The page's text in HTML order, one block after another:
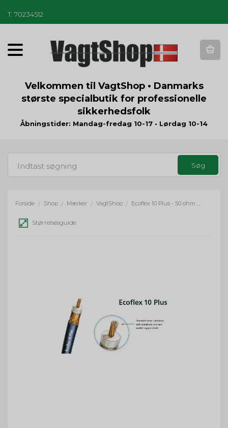
T 70234512
T
o
g
a
t
n
Velkommen til VagtShop • Danmarks
største specialbutik for professionelle
sikkerhedsfolk
Åbningstider: Mandag-fredag 10-17 • Lørdag 10-14
Forside / Shop / Mærker / VagtShop / Ecoflex 10 Plus - 50 ohm Coax - pr. meter
Størrelsesguide